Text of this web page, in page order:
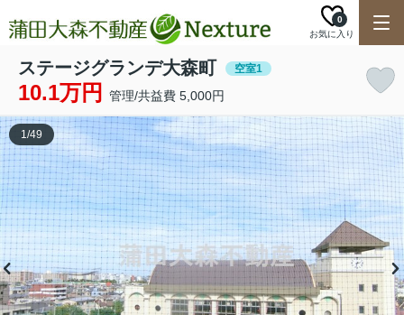
お気に入り
0
ステージグランデ大森町 空室1
10.1万円 管理/共益費 5,000円
1/49